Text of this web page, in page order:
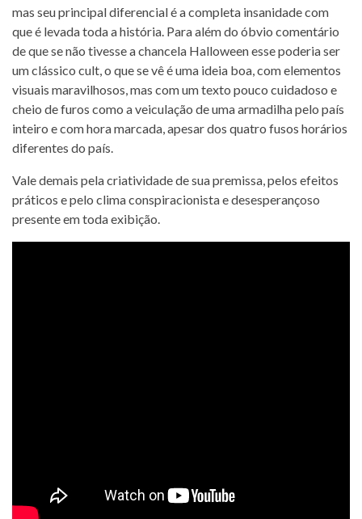
mas seu principal diferencial é a completa insanidade com
que é levada toda a história. Para além do óbvio comentário
de que se não tivesse a chancela Halloween esse poderia ser
um clássico cult, o que se vê é uma ideia boa, com elementos
visuais maravilhosos, mas com um texto pouco cuidadoso e
cheio de furos como a veiculação de uma armadilha pelo país
inteiro e com hora marcada, apesar dos quatro fusos horários
diferentes do país.
Vale demais pela criatividade de sua premissa, pelos efeitos
práticos e pelo clima conspiracionista e desesperançoso
presente em toda exibição.